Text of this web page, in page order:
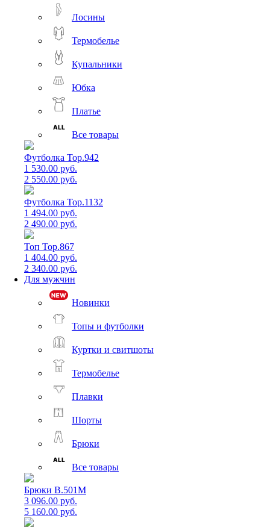
Лосины
Термобелье
Купальники
Юбка
Платье
Все товары
Футболка Top.942
1 530.00 руб.
2 550.00 руб.
Футболка Top.1132
1 494.00 руб.
2 490.00 руб.
Топ Top.867
1 404.00 руб.
2 340.00 руб.
Для мужчин
Новинки
Топы и футболки
Куртки и свитшоты
Термобелье
Плавки
Шорты
Брюки
Все товары
Брюки B.501M
3 096.00 руб.
5 160.00 руб.